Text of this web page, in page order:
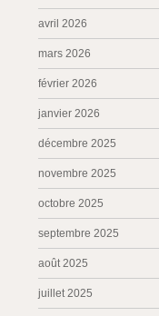
avril 2026
mars 2026
février 2026
janvier 2026
décembre 2025
novembre 2025
octobre 2025
septembre 2025
août 2025
juillet 2025